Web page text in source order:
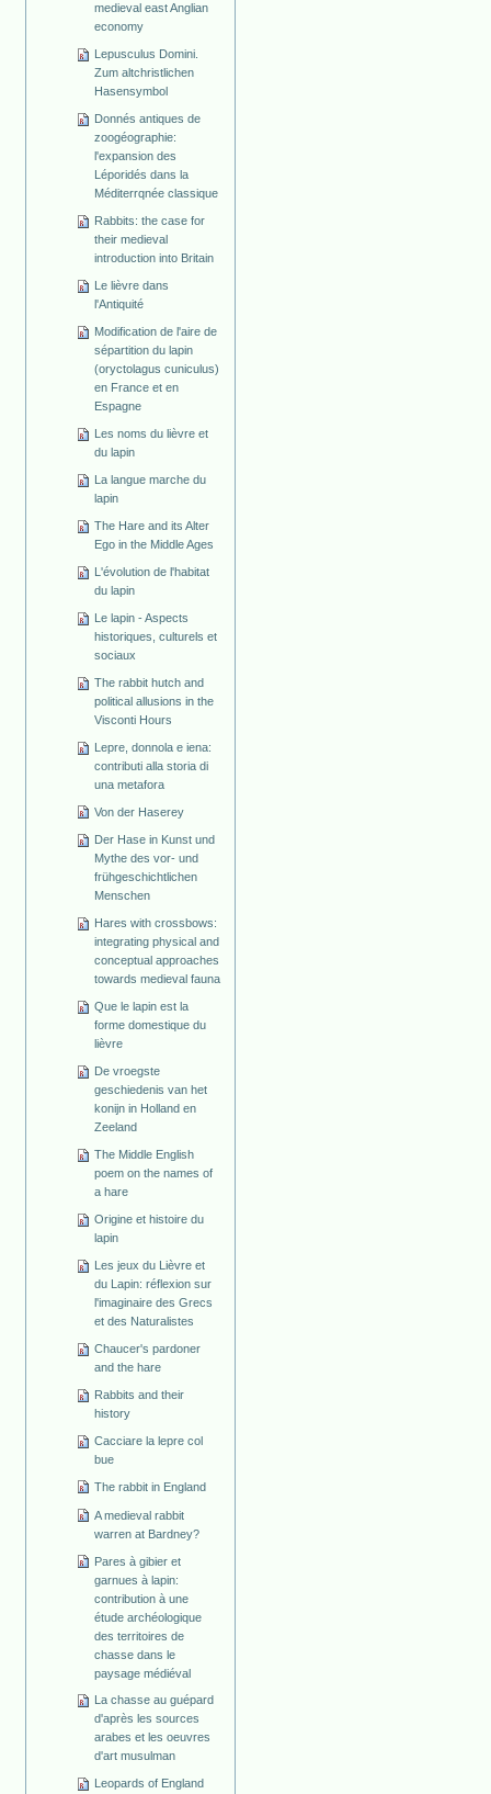
medieval east Anglian
economy
Lepusculus Domini.
Zum altchristlichen
Hasensymbol
Donnés antiques de
zoogéographie:
l'expansion des
Léporidés dans la
Méditerrqnée classique
Rabbits: the case for
their medieval
introduction into Britain
Le lièvre dans
l'Antiquité
Modification de l'aire de
sépartition du lapin
(oryctolagus cuniculus)
en France et en
Espagne
Les noms du lièvre et
du lapin
La langue marche du
lapin
The Hare and its Alter
Ego in the Middle Ages
L'évolution de l'habitat
du lapin
Le lapin - Aspects
historiques, culturels et
sociaux
The rabbit hutch and
political allusions in the
Visconti Hours
Lepre, donnola e iena:
contributi alla storia di
una metafora
Von der Haserey
Der Hase in Kunst und
Mythe des vor- und
frühgeschichtlichen
Menschen
Hares with crossbows:
integrating physical and
conceptual approaches
towards medieval fauna
Que le lapin est la
forme domestique du
lièvre
De vroegste
geschiedenis van het
konijn in Holland en
Zeeland
The Middle English
poem on the names of
a hare
Origine et histoire du
lapin
Les jeux du Lièvre et
du Lapin: réflexion sur
l'imaginaire des Grecs
et des Naturalistes
Chaucer's pardoner
and the hare
Rabbits and their
history
Cacciare la lepre col
bue
The rabbit in England
A medieval rabbit
warren at Bardney?
Pares à gibier et
garnues à lapin:
contribution à une
étude archéologique
des territoires de
chasse dans le
paysage médiéval
La chasse au guépard
d'après les sources
arabes et les oeuvres
d'art musulman
Leopards of England